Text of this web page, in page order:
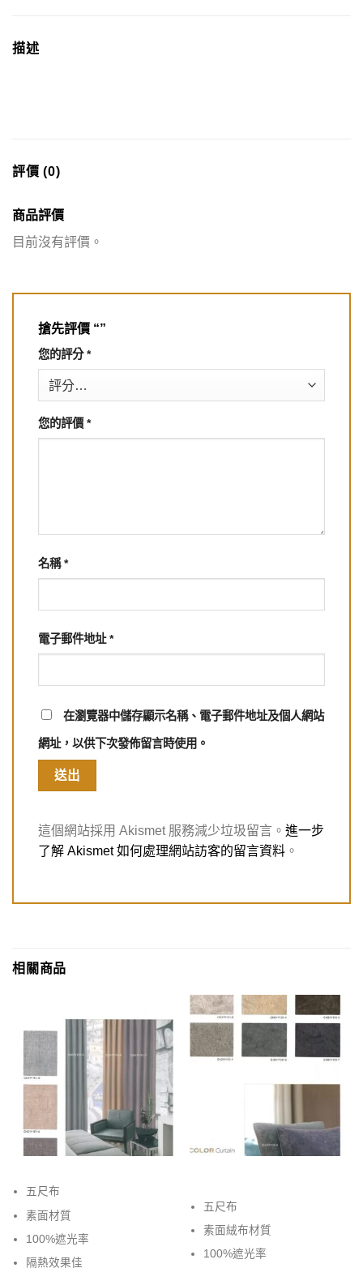
描述
評價 (0)
商品評價
目前沒有評價。
搶先評價 “”
您的評分*
您的評價 *
名稱*
電子郵件地址*
在瀏覽器中儲存顯示名稱、電子郵件地址及個人網站
網址，以供下次發佈留言時使用。
這個網站採用 Akismet 服務減少垃圾留言。 進一步
了解 Akismet 如何處理網站訪客的留言資料 。
相關商品
五尺布
素面材質
100%遮光率
隔熱效果佳
五尺布
素面絨布材質
100%遮光率